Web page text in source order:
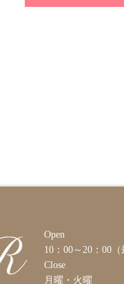
Open
10：00～20：00（
Close
月曜・火曜